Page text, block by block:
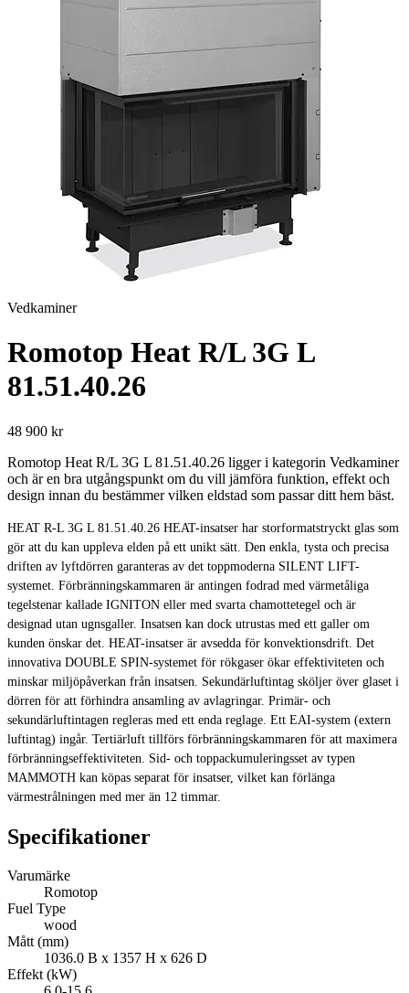
Vedkaminer
Romotop Heat R/L 3G L
81.51.40.26
48 900 kr
Romotop Heat R/L 3G L 81.51.40.26 ligger i kategorin Vedkaminer
och är en bra utgångspunkt om du vill jämföra funktion, effekt och
design innan du bestämmer vilken eldstad som passar ditt hem bäst.
HEAT R-L 3G L 81.51.40.26 HEAT-insatser har storformatstryckt glas som
gör att du kan uppleva elden på ett unikt sätt. Den enkla, tysta och precisa
driften av lyftdörren garanteras av det toppmoderna SILENT LIFT-
systemet. Förbränningskammaren är antingen fodrad med värmetåliga
tegelstenar kallade IGNITON eller med svarta chamottetegel och är
designad utan ugnsgaller. Insatsen kan dock utrustas med ett galler om
kunden önskar det. HEAT-insatser är avsedda för konvektionsdrift. Det
innovativa DOUBLE SPIN-systemet för rökgaser ökar effektiviteten och
minskar miljöpåverkan från insatsen. Sekundärluftintag sköljer över glaset i
dörren för att förhindra ansamling av avlagringar. Primär- och
sekundärluftintagen regleras med ett enda reglage. Ett EAI-system (extern
luftintag) ingår. Tertiärluft tillförs förbränningskammaren för att maximera
förbränningseffektiviteten. Sid- och toppackumuleringsset av typen
MAMMOTH kan köpas separat för insatser, vilket kan förlänga
värmestrålningen med mer än 12 timmar.
Specifikationer
Varumärke
Romotop
Fuel Type
wood
Mått (mm)
1036.0 B x 1357 H x 626 D
Effekt (kW)